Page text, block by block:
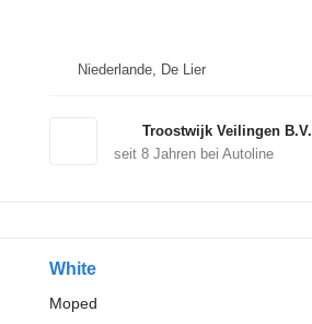
Niederlande, De Lier
Troostwijk Veilingen B.V.
seit 8Jahren bei Autoline
White
Moped